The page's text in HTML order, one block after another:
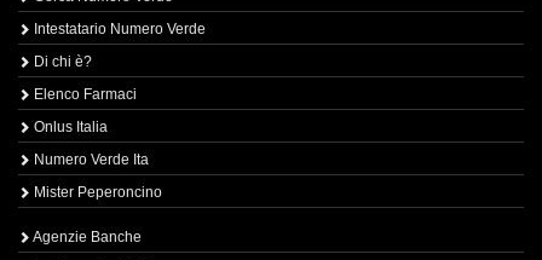
Intestatario Numero Verde
Di chi è?
Elenco Farmaci
Onlus Italia
Numero Verde Ita
Mister Peperoncino
Agenzie Banche